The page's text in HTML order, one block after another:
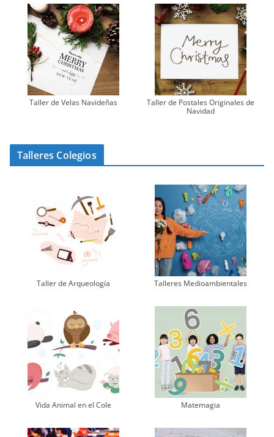
Taller de Velas Navideñas
Taller de Postales Originales de
Navidad
Talleres Colegios
Taller de Arqueología Talleres Medioambientales
Vida Animal en el Cole Matemagia